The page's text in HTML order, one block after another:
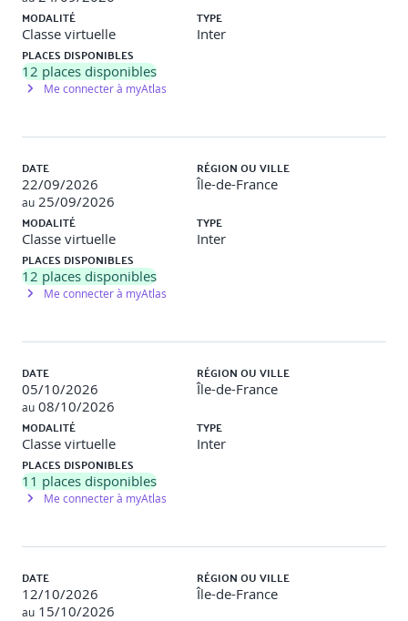
Sécurité, confidentialité et confiance :
Méthodes de sécurisation des systèmes d’IA.
Démonstration d’outils d’explicabilité (LIME, SHAP),
ActivitésAtelier : Identifier les failles dans un projet IA
Outils démonstratifs : Google's PAIR, LIME, Fairlearn
Plan d’action d’acculturation IA
Présentation du CANVAS IA : objectifs, acteurs,
bénéfices, freins, indicateurs.
Étapes de mise en œuvre d’un projet IA non-
technique.
Définir une feuille de route IA adaptée à son
Activité :
Atelier – 'Déploiement d’un plan IA d’équipe'
Objectif : Passer de la réflexion stratégique à une
feuille de route.
Contenu : Utilisation d’un canevas stratégique
pour imaginer un plan d’acculturation IA.
Activité : Brainstorming puis planification en sous-
groupes.
MODALITÉ
Classe virtuelle
TYPE
Inter
PLACES DISPONIBLES
12 places disponibles
Me connecter à myAtlas
DATE
22/09/2026
au 25/09/2026
RÉGION OU VILLE
Île-de-France
MODALITÉ
Classe virtuelle
TYPE
Inter
PLACES DISPONIBLES
12 places disponibles
Me connecter à myAtlas
DATE
05/10/2026
au 08/10/2026
RÉGION OU VILLE
Île-de-France
MODALITÉ
Classe virtuelle
TYPE
Inter
PLACES DISPONIBLES
11 places disponibles
Me connecter à myAtlas
DATE
12/10/2026
au 15/10/2026
RÉGION OU VILLE
Île-de-France